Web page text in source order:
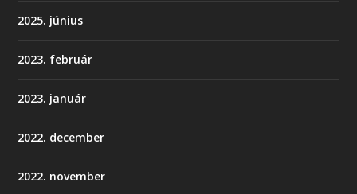
2025. június
2023. február
2023. január
2022. december
2022. november